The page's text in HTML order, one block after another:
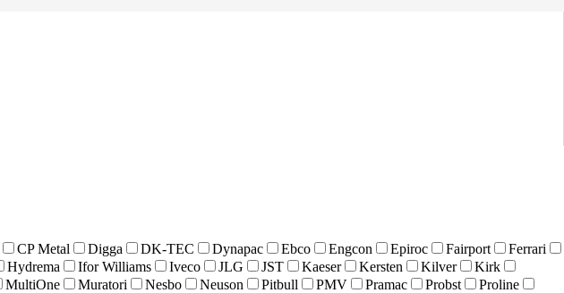
CP Metal Digga DK-TEC Dynapac Ebco Engcon Epiroc Fairport
Ferrari
Hydrema Ifor Williams Iveco JLG JST Kaeser Kersten Kilver
Kirk
MultiOne Muratori Nesbo Neuson Pitbull PMV Pramac Probst
Proline